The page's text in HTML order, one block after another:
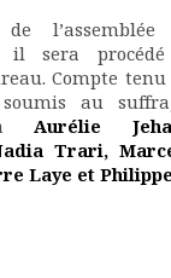
il sera
Compte tenu
au
Aurélie
Trari,
Laye et